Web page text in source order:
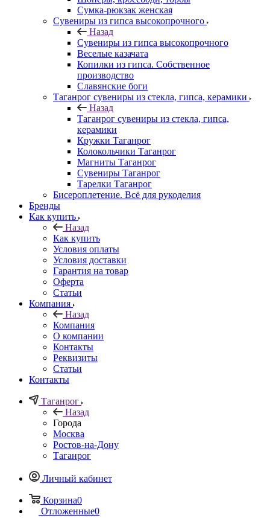
Сумка-рюкзак женская
Сувениры из гипса высокопрочного
Назад
Сувениры из гипса высокопрочного
Веселые казачата
Копилки из гипса. Собственное
производство
Славянские боги
Таганрог сувениры из стекла, гипса, керамики
Назад
Таганрог сувениры из стекла, гипса,
керамики
Кружки Таганрог
Колокольчики Таганрог
Магниты Таганрог
Сувениры Таганрог
Тарелки Таганрог
Бисероплетение. Всё для рукоделия
Бренды
Как купить
Назад
Как купить
Условия оплаты
Условия доставки
Гарантия на товар
Оферта
Статьи
Компания
Назад
Компания
О компании
Контакты
Реквизиты
Статьи
Контакты
Таганрог
Назад
Города
Москва
Ростов-на-Дону
Таганрог
Личный кабинет
Корзина0
Отложенные0